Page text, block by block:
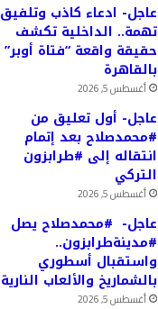
عاجل- ادعاء كاذب وتلفيق
تهمة.. الداخلية تكشف
حقيقة واقعة “فتاة أوبر”
بالقاهرة
أغسطس 5, 2026
عاجل- أول تعليق من
#محمدصلاح بعد إتمام
انتقاله إلى #طرابزون
التركي
أغسطس 5, 2026
عاجل- #محمدصلاح يصل
#مدينةطرابزون..
واستقبال أسطوري
بالشماريخ والألعاب النارية
أغسطس 5, 2026